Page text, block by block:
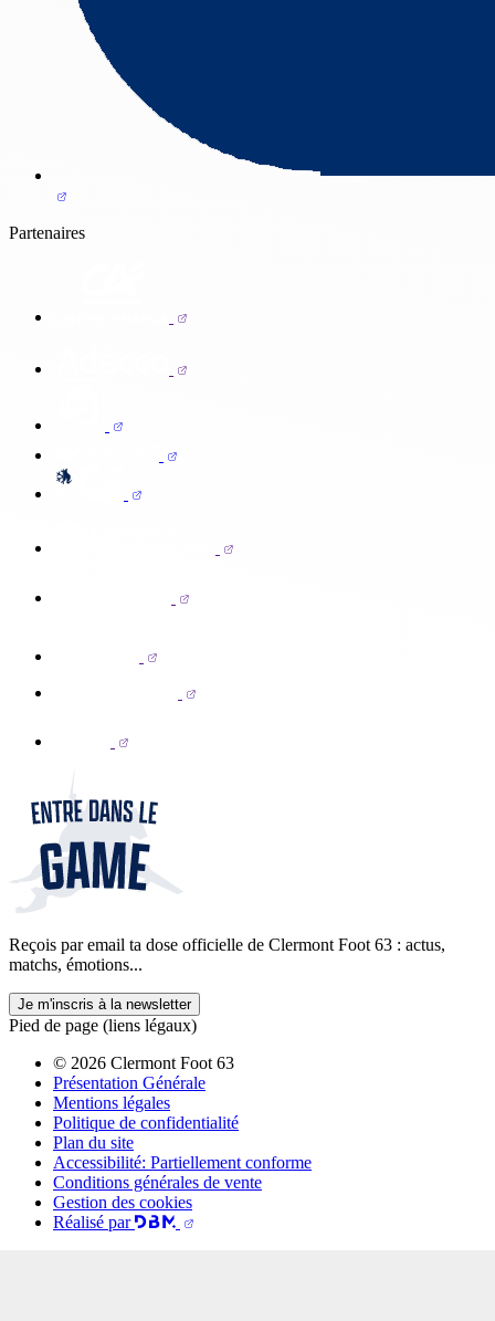
Partenaires
Reçois par email ta dose officielle de Clermont Foot 63 : actus,
matchs, émotions...
Je m'inscris à la newsletter
Pied de page (liens légaux)
© 2026 Clermont Foot 63
Présentation Générale
Mentions légales
Politique de confidentialité
Plan du site
Accessibilité: Partiellement conforme
Conditions générales de vente
Gestion des cookies
Réalisé par